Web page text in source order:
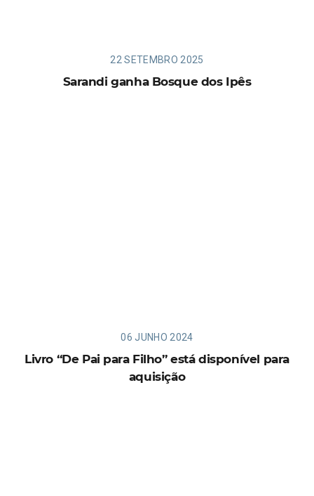
22 SETEMBRO 2025
Sarandi ganha Bosque dos Ipês
06 JUNHO 2024
Livro “De Pai para Filho” está disponível para
aquisição